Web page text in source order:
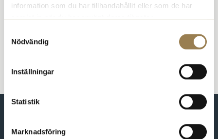
information som du har tillhandahållit eller som de har
samlat in när du har använt deras tjänster.
Nödvändig
Inställningar
Statistik
Marknadsföring
Tecknar kollektivavtal om löner, allmänna villkor, semester,
sjukersättning, föräldraledighet och pension med mera.
Nyhet